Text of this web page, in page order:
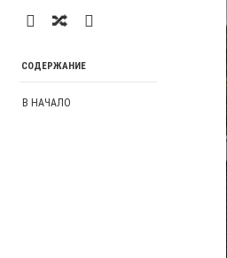
СОДЕРЖАНИЕ
В НАЧАЛО